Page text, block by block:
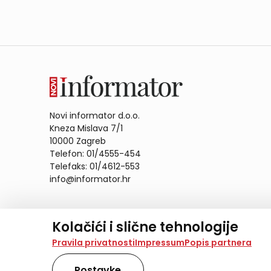
Kolačići i slične tehnologije
Na našoj web stranici koristimo kolačiće i slične
analiziramo promet na stranici te prikazujemo
također koriste ove tehnologije.
Pravila privatnostiImpressumPopis partnera
Novi informator d.o.o.
Kneza Mislava 7/1
10000 Zagreb
Telefon: 01/4555-454
Telefaks: 01/4612-553
info@informator.hr